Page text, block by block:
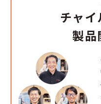
チャイ
製品